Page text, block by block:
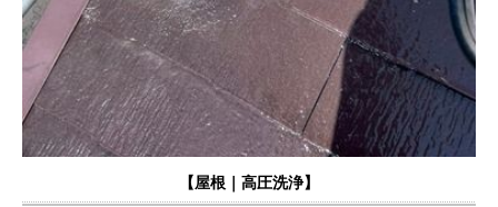
【屋根｜高圧洗浄】